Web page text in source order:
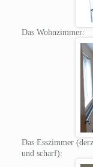
Das Wohnzimmer:
Das Esszimmer
und scharf):